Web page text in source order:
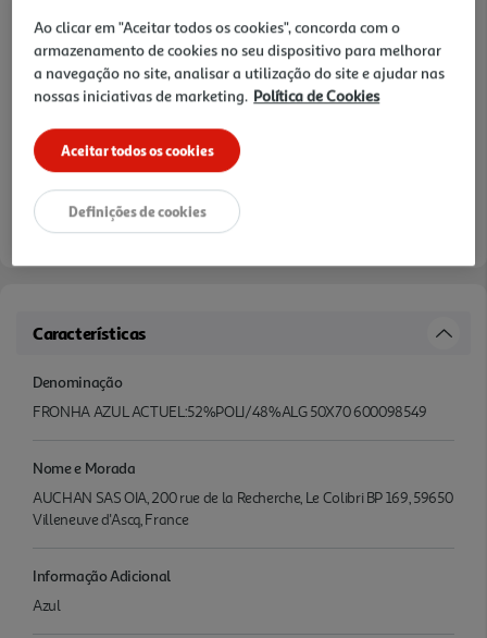
2,99 €
Notas de preparação
Disponibilidade na loja: Auchan Amadora
Características
Denominação
FRONHA AZUL ACTUEL:52%POLI/48%ALG 50X70 600098549
Nome e Morada
AUCHAN SAS OIA, 200 rue de la Recherche, Le Colibri BP 169, 59650
Villeneuve d'Ascq, France
Informação Adicional
Azul
Ao clicar em "Aceitar todos os cookies", concorda com o
armazenamento de cookies no seu dispositivo para melhorar
a navegação no site, analisar a utilização do site e ajudar nas
nossas iniciativas de marketing. Política de Cookies
Aceitar todos os cookies
Definições de cookies